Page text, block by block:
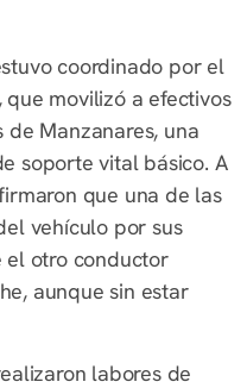
coordinado por el
que movilizó a efectivos
Manzanares, una
soporte vital básico. A
que una de las
vehículo por sus
el otro conductor
aunque sin estar
labores de